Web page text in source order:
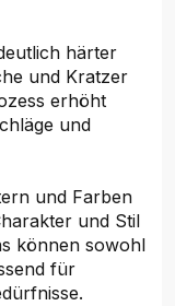
härter
und Kratzer
erhöht
und
und Farben
und Stil
können sowohl
für